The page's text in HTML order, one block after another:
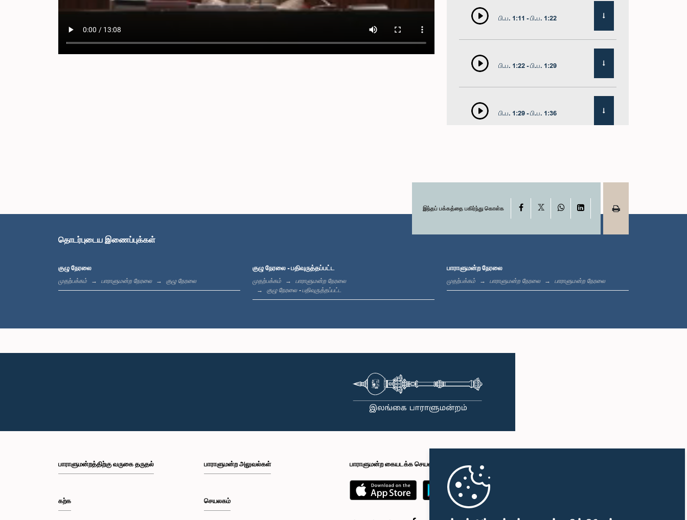
பி.ப. 1:11 - பி.ப. 1:22
பி.ப. 1:22 - பி.ப. 1:29
பி.ப. 1:29 - பி.ப. 1:36
பி.ப. 1:44 - பி.ப. 1:53
இந்தப் பக்கத்தை பகிர்ந்து கொள்க Facebook WhatsAppLinkedIn
தொடர்புடைய இணைப்புக்கள்
குழு நேரலை
முதற்பக்கம் பாராளுமன்ற நேரலை குழு நேரலை
குழு நேரலை - பதிவுருத்தப்பட்ட
முதற்பக்கம்
பாராளுமன்ற நேரலை
குழு நேரலை - பதிவுருத்தப்பட்ட
பாராளுமன்ற நேரலை
முதற்பக்கம் பாராளுமன்ற நேரலை பாராளுமன்ற நேரலை
பாராளுமன்றத்திற்கு வருகை தருதல்
கற்க
பாராளுமன்ற அலுவல்கள்
செயலகம்
பாராளுமன்ற கையடக்க செயலி